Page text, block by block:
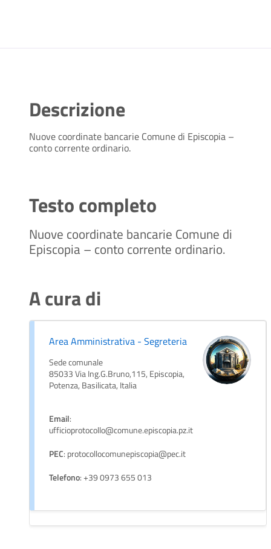
Descrizione
Nuove coordinate bancarie Comune di Episcopia –
conto corrente ordinario.
Testo completo
Nuove coordinate bancarie Comune di
Episcopia – conto corrente ordinario.
A cura di
Area Amministrativa - Segreteria
Sede comunale
85033 Via Ing.G.Bruno,115, Episcopia,
Potenza, Basilicata, Italia
Email:
ufficioprotocollo@comune.episcopia.pz.it
PEC: protocollocomunepiscopia@pec.it
Telefono: +39 0973 655 013